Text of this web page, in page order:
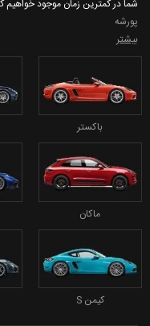
شما در کمترین زمان موجود خواهیم
پورشه
بیشتر
باکستر
ماکان
کیمن S